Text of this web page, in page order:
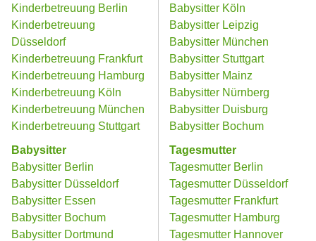
Kinderbetreuung Berlin
Kinderbetreuung
Düsseldorf
Kinderbetreuung Frankfurt
Kinderbetreuung Hamburg
Kinderbetreuung Köln
Kinderbetreuung München
Kinderbetreuung Stuttgart
Babysitter
Babysitter Berlin
Babysitter Düsseldorf
Babysitter Essen
Babysitter Bochum
Babysitter Dortmund
Babysitter Köln
Babysitter Leipzig
Babysitter München
Babysitter Stuttgart
Babysitter Mainz
Babysitter Nürnberg
Babysitter Duisburg
Babysitter Bochum
Tagesmutter
Tagesmutter Berlin
Tagesmutter Düsseldorf
Tagesmutter Frankfurt
Tagesmutter Hamburg
Tagesmutter Hannover